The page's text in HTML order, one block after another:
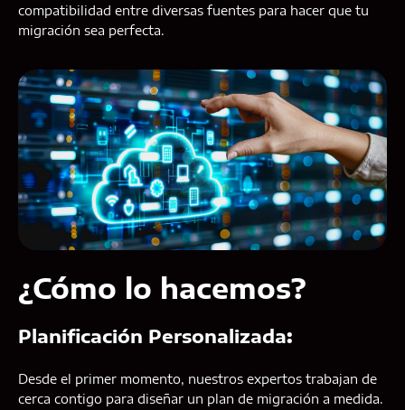
compatibilidad entre diversas fuentes para hacer que tu
migración sea perfecta.
¿Cómo lo hacemos?
Planificación Personalizada:
Desde el primer momento, nuestros expertos trabajan de
cerca contigo para diseñar un plan de migración a medida.